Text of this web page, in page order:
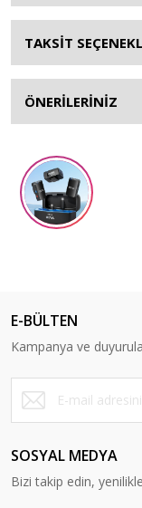
TAKSİT
ÖNERİLERİNİZ
E-BÜLTEN
Kampanya ve
SOSYAL MEDYA
Bizi takip edin,